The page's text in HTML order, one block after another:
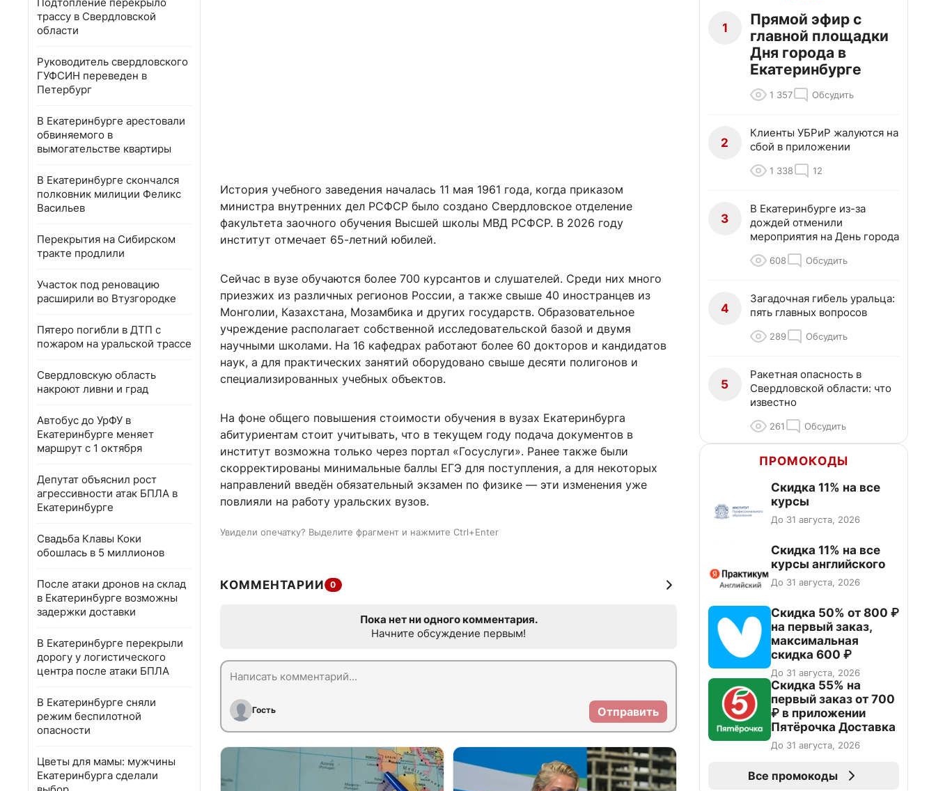
трассу в Свердловской
области
Руководитель свердловского
ГУФСИН переведен в
Петербург
В Екатеринбурге арестовали
обвиняемого в
вымогательстве квартиры
В Екатеринбурге скончался
полковник милиции Феликс
Васильев
Перекрытия на Сибирском
тракте продлили
Участок под реновацию
расширили во Втузгородке
Пятеро погибли в ДТП с
пожаром на уральской трассе
Свердловскую область
накроют ливни и град
Автобус до УрФУ в
Екатеринбурге меняет
маршрут с 1 октября
Депутат объяснил рост
агрессивности атак БПЛА в
Екатеринбурге
Свадьба Клавы Коки
обошлась в 5 миллионов
После атаки дронов на склад
в Екатеринбурге возможны
задержки доставки
В Екатеринбурге перекрыли
дорогу у логистического
центра после атаки БПЛА
В Екатеринбурге сняли
режим беспилотной
опасности
Цветы для мамы: мужчины
Екатеринбурга сделали
История учебного заведения началась 11 мая 1961 года, когда приказом
министра внутренних дел РСФСР было создано Свердловское отделение
факультета заочного обучения Высшей школы МВД РСФСР. В 2026 году
институт отмечает 65-летний юбилей.
Сейчас в вузе обучаются более 700 курсантов и слушателей. Среди них много
приезжих из различных регионов России, а также свыше 40 иностранцев из
Монголии, Казахстана, Мозамбика и других государств. Образовательное
учреждение располагает собственной исследовательской базой и двумя
научными школами. На 16 кафедрах работают более 60 докторов и кандидатов
наук, а для практических занятий оборудовано свыше десяти полигонов и
специализированных учебных объектов.
На фоне общего повышения стоимости обучения в вузах Екатеринбурга
абитуриентам стоит учитывать, что в текущем году подача документов в
институт возможна только через портал «Госуслуги». Ранее также были
скорректированы минимальные баллы ЕГЭ для поступления, а для некоторых
направлений введён обязательный экзамен по физике — эти изменения уже
повлияли на работу уральских вузов.
Увидели опечатку? Выделите фрагмент и нажмите Ctrl+Enter
КОММЕНТАРИИ 0
Пока нет ни одного комментария.
Начните обсуждение первым!
Гость Отправить
1
Прямой эфир с
главной площадки
Дня города в
Екатеринбурге
1 357 Обсудить
2
Клиенты УБРиР жалуются на
сбой в приложении
1 338 12
3
В Екатеринбурге из-за
дождей отменили
мероприятия на День города
608 Обсудить
4
Загадочная гибель уральца:
пять главных вопросов
289 Обсудить
5
Ракетная опасность в
Свердловской области: что
известно
261 Обсудить
ПРОМОКОДЫ
Скидка 11% на все
курсы
До 31 августа, 2026
Скидка 11% на все
курсы английского
До 31 августа, 2026
Скидка 50% от 800 ₽
на первый заказ,
максимальная
скидка 600 ₽
До 31 августа, 2026
Скидка 55% на
первый заказ от 700
₽ в приложении
Пятёрочка Доставка
До 31 августа, 2026
Все промокоды